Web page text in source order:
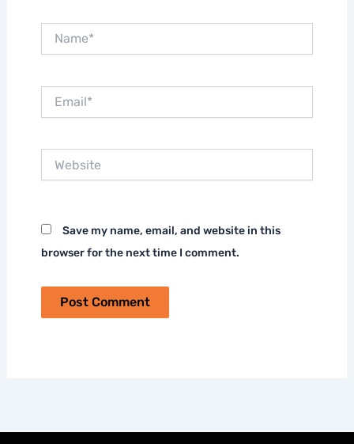
Save my name, email, and website in this
browser for the next time I comment.